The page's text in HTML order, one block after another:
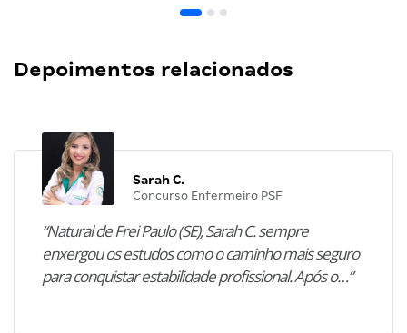
Depoimentos relacionados
Sarah C.
Concurso Enfermeiro PSF
“Natural de Frei Paulo (SE), Sarah C. sempre
enxergou os estudos como o caminho mais seguro
para conquistar estabilidade profissional. Após o…”